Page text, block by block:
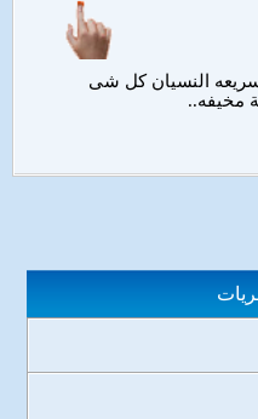
عام ولكن سريعه النسيان كل شى
مخيفه..